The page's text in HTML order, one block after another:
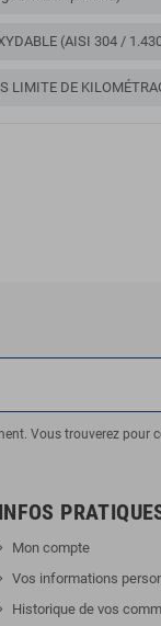
(AISI 304 /
LIMITE DE
Vous trouverez pour
INFOS
Mon compte
Vos informations
Historique de vos